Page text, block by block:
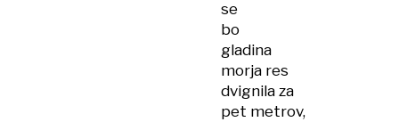
se
bo
gladina
morja res
dvignila za
pet metrov,